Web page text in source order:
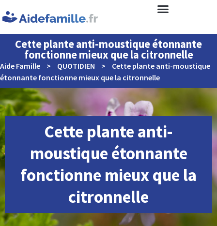
Cette plante anti-moustique étonnante
fonctionne mieux que la citronnelle
Aide Famille > QUOTIDIEN >
Cette plante anti-moustique
étonnante fonctionne mieux que la citronnelle
Cette plante anti-
moustique étonnante
fonctionne mieux que la
citronnelle